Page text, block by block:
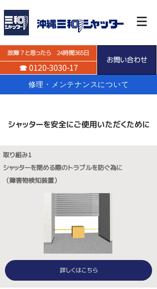
故障？と思ったら 24時間365日
☎ 0120-3030-17
お問い合わせ
修理・メンテナンスについて
シャッターを安全にご使用いただくために
取り組み1
シャッターを閉める際のトラブルを防ぐ為に
（障害物検知装置）
詳しくはこちら